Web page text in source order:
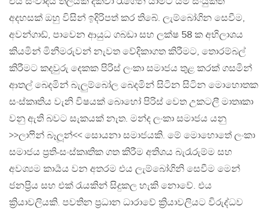
අදහසක් ඔහු විසින් ඉදිරිපත් කර තිබේ. ලැම්බෝගින සෙවීම,
අවන්ගාඩ්, පාවෙන ආයුධ ගබඩා සහ ලක්ෂ 58 ක අභිලාශය
කියමින් මිනීමරුවන් නැවත වේදිකාගත කිරීමට, තොරම්බල්
කිරීමට කදවුරු දෙකක පිරිස් ලංකා සමාජය තුළ කරක් ගසමින්
ආතල් බෙදමින් බැලුම්බෝල බෙදමින් සිටින සිටින ​මොහොතක
සංස්කෘතිය වැනි විෂයක් බොහෝ පිරිස් වෙත උකටලී මාතෘකා
වනු ඇති බවට සැකයක් නැත. මන්ද ලංකා සමාජය යනු
>>ලාෆින් බෑලූන්<< සොයනා සමාජයකි. මේ මොහොතේ ලංකා
සමාජය ප්‍රති-සංස්කෘතික ගත කිරීම අතිශය බැරෑරුම්ම සහ
අවශ්‍යම කාර්‍යය වන අතරම එය ලැම්බෝගිනි සෙවීම මෙන්
ජනප්‍රිය සහ එක් රැයකින් සිදුකල හැකි නොවේ. එය
ක්‍රියාවලියකි. පවතින ප්‍රධාන ධාරාවේ ක්‍රියාවලියට විරුද්ධව